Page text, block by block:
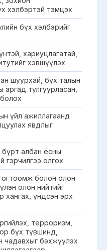
хэлбэртэй тэмцэх
бүх хэлбэрийг
хариуцлагатай,
хэвшүүлэх
шуурхай, бүх талын
тулгуурласан,
үйл ажиллагаанд
явдлыг
албан ёсны
гэрчилгээ олгох
болон олон
олон нийтийг
үндсэн эрх
терроризм,
бүх түвшинд,
чадавхыг бэхжүүлэх